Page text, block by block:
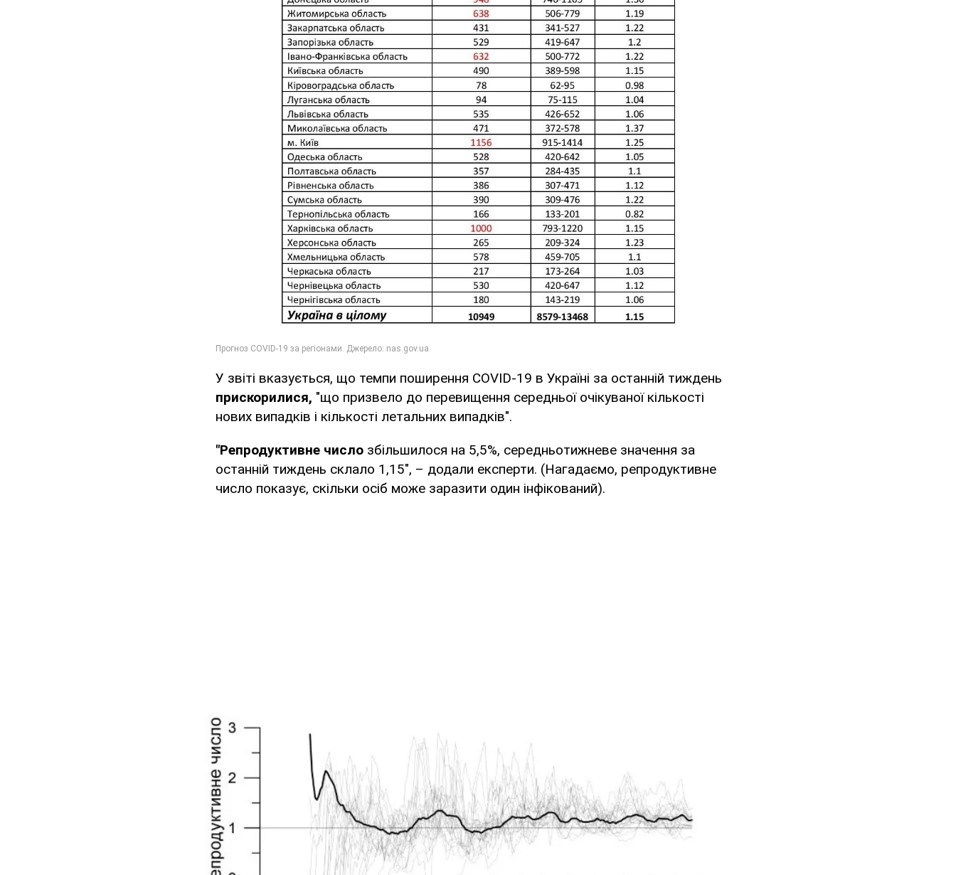
У звіті вказується, що темпи поширення COVID-19 в Україні за останній тиждень
прискорилися, "що призвело до перевищення середньої очікуваної кількості
нових випадків і кількості летальних випадків".
"Репродуктивне число збільшилося на 5,5%, середньотижневе значення за
останній тиждень склало 1,15", – додали експерти. (Нагадаємо, репродуктивне
число показує, скільки осіб може заразити один інфікований).